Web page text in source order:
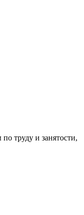
труду и занятости,